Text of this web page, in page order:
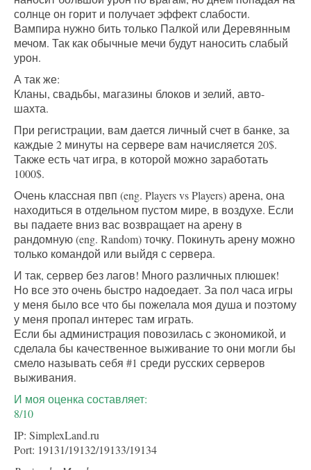
солнце он горит и получает эффект слабости.
Вампира нужно бить только Палкой или Деревянным
мечом. Так как обычные мечи будут наносить слабый
урон.
А так же:
Кланы, свадьбы, магазины блоков и зелий, авто-
шахта.
При регистрации, вам дается личный счет в банке, за
каждые 2 минуты на сервере вам начисляется 20$.
Также есть чат игра, в которой можно заработать
1000$.
Очень классная пвп (eng. Players vs Players) арена, она
находиться в отдельном пустом мире, в воздухе. Если
вы падаете вниз вас возвращает на арену в
рандомную (eng. Random) точку. Покинуть арену можно
только командой или выйдя с сервера.
И так, сервер без лагов! Много различных плюшек!
Но все это очень быстро надоедает. За пол часа игры
у меня было все что бы пожелала моя душа и поэтому
у меня пропал интерес там играть.
Если бы администрация повозилась с экономикой, и
сделала бы качественное выживание то они могли бы
смело называть себя #1 среди русских серверов
выживания.
И моя оценка составляет:
8/10
IP: SimplexLand.ru
Port: 19131/19132/19133/19134